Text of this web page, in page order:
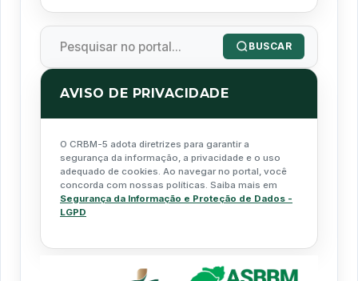
BUSCAR
AVISO DE PRIVACIDADE
O CRBM-5 adota diretrizes para garantir a
segurança da informação, a privacidade e o uso
adequado de cookies. Ao navegar no portal, você
concorda com nossas políticas. Saiba mais em
Segurança da Informação e Proteção de Dados -
LGPD